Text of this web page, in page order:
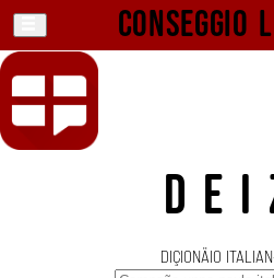
Conseggio
DIÇIONÄIO